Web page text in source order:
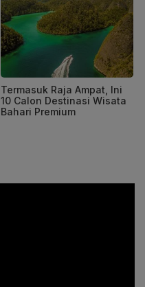
Termasuk Raja Ampat, Ini
10 Calon Destinasi Wisata
Bahari Premium